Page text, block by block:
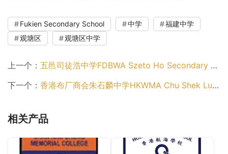
Fukien Secondary School 中学
福建中学
观塘区
观塘区中学
上一个： 五邑司徒浩中学FDBWA Szeto Ho Secondary School（观塘区中学）
下一个： 香港布厂商会朱石麟中学HKWMA Chu Shek Lun Secondary School（观塘区中学）
相关产品